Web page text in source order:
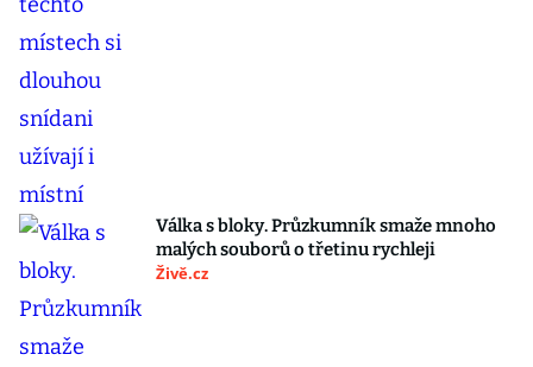
Válka s bloky. Průzkumník smaže mnoho
malých souborů o třetinu rychleji
Živě.cz